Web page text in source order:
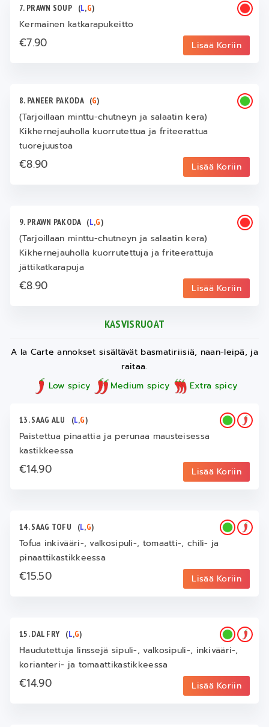
7. PRAWN SOUP (L,G)
Kermainen katkarapukeitto
€7.90 Lisää Koriin
8. PANEER PAKODA (G)
(Tarjoillaan minttu-chutneyn ja salaatin kera)
Kikhernejauholla kuorrutettua ja friteerattua
tuorejuustoa
€8.90 Lisää Koriin
9. PRAWN PAKODA (L,G)
(Tarjoillaan minttu-chutneyn ja salaatin kera)
Kikhernejauholla kuorrutettuja ja friteerattuja
jättikatkarapuja
€8.90 Lisää Koriin
KASVISRUOAT
A la Carte annokset sisältävät basmatiriisiä, naan-leipä, ja
raitaa.
Low spicy
Medium spicy Extra spicy
13. SAAG ALU (L,G)
Paistettua pinaattia ja perunaa mausteisessa
kastikkeessa
€14.90 Lisää Koriin
14. SAAG TOFU (L,G)
Tofua inkivääri-, valkosipuli-, tomaatti-, chili- ja
pinaattikastikkeessa
€15.50 Lisää Koriin
15. DAL FRY (L,G)
Haudutettuja linssejä sipuli-, valkosipuli-, inkivääri-,
korianteri- ja tomaattikastikkeessa
€14.90 Lisää Koriin